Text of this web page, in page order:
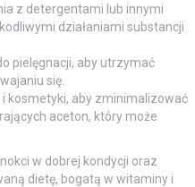
z detergentami lub innymi
działaniami substancji
pielęgnacji, aby utrzymać
się.
kosmetyki, aby zminimalizować
aceton, który może
w dobrej kondycji oraz
dietę, bogatą w witaminy i